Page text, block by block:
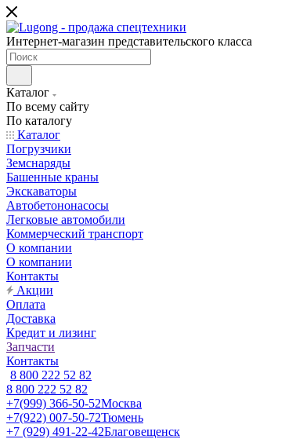
Интернет-магазин представительского класса
Каталог
По всему сайту
По каталогу
Каталог
Погрузчики
Земснаряды
Башенные краны
Экскаваторы
Автобетононасосы
Легковые автомобили
Коммерческий транспорт
О компании
О компании
Контакты
Акции
Оплата
Доставка
Кредит и лизинг
Запчасти
Контакты
8 800 222 52 82
8 800 222 52 82
+7(999) 366-50-52Москва
+7(922) 007-50-72Тюмень
+7 (929) 491-22-42Благовещенск